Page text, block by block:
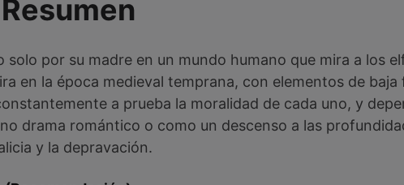
Resumen
por su madre en un mundo humano que mira a los
en la época medieval temprana, con elementos de baja
a prueba la moralidad de cada uno, y
drama romántico o como un descenso a las
y la depravación.